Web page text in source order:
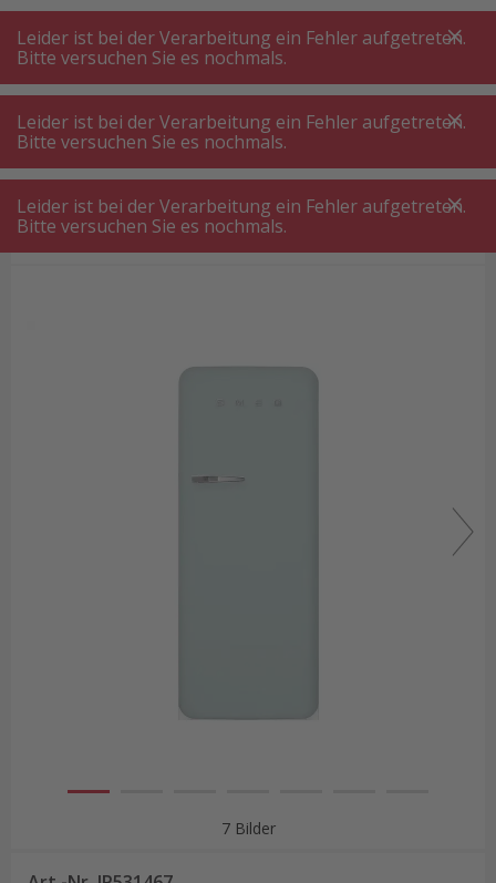
A +++
A+++
A +++
A+++
MyPost
MyPost
MENÜ SUCHE
Grosser Kühlschrank freistehend
Smeg FAB28RDSA6 Kühlschrank Sea Salt Green rechts
Smeg FAB28RDSA6 Kühlschrank Sea
7 Bilder
Leider ist bei der Verarbeitung ein Fehler aufgetreten.
Bitte versuchen Sie es nochmals.
Leider ist bei der Verarbeitung ein Fehler aufgetreten.
Bitte versuchen Sie es nochmals.
Leider ist bei der Verarbeitung ein Fehler aufgetreten.
Bitte versuchen Sie es nochmals.